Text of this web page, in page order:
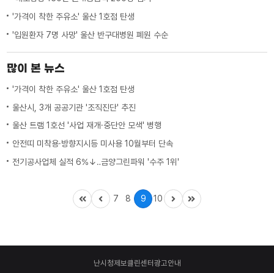
'가격이 착한 주유소' 울산 1호점 탄생
'입원환자 7명 사망' 울산 반구대병원 폐원 수순
많이 본 뉴스
'가격이 착한 주유소' 울산 1호점 탄생
울산시, 3개 공공기관 '조직진단' 추진
울산 트램 1호선 '사업 재개·중단안 모색' 병행
안전띠 미착용·방향지시등 미사용 10월부터 단속
전기공사업체 실적 6%↓‥금양그린파워 '수주 1위'
7 8 9 10
난시청제보클린센터광고안내